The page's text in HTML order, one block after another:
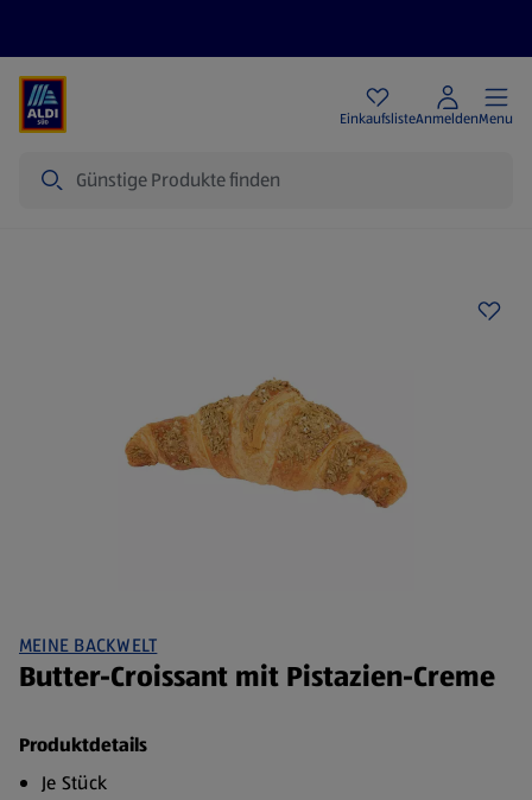
EinkaufslisteAnmeldenMenu
MEINE BACKWELT
Butter-Croissant mit Pistazien-Creme
Produktdetails
Je Stück